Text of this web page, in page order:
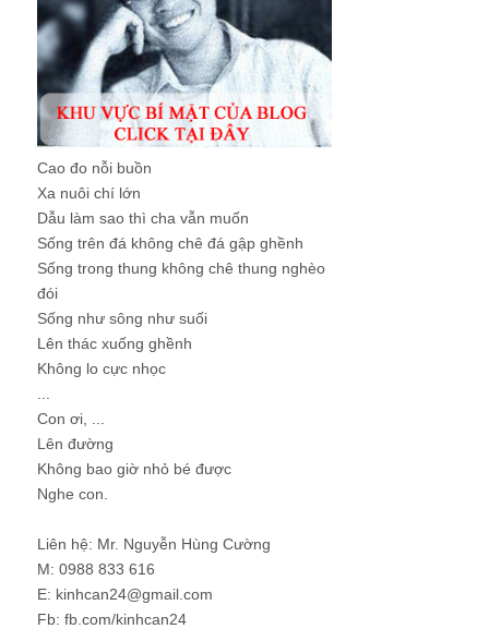
Cao đo nỗi buồn
Xa nuôi chí lớn
Dẫu làm sao thì cha vẫn muốn
Sống trên đá không chê đá gập ghềnh
Sống trong thung không chê thung nghèo
đói
Sống như sông như suối
Lên thác xuống ghềnh
Không lo cực nhọc
Con ơi, ...
Lên đường
Không bao giờ nhỏ bé được
Nghe con.
Liên hệ: Mr. Nguyễn Hùng Cường
M: 0988 833 616
E: kinhcan24@gmail.com
Fb: fb.com/kinhcan24